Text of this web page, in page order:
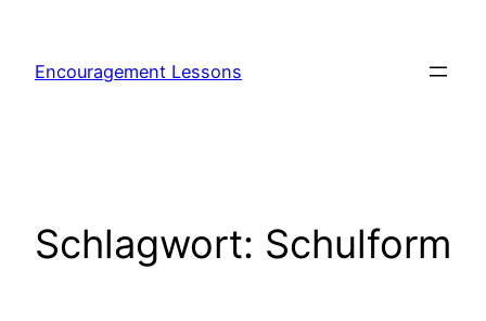
Encouragement Lessons
Schlagwort: Schulform